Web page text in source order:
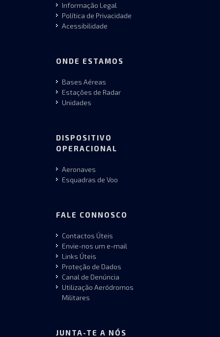
Informação Legal
Política de Privacidade
Acessibilidade
ONDE ESTAMOS
Bases Aéreas
Estações de Radar
Unidades
DISPOSITIVO
OPERACIONAL
Aeronaves
Esquadras de Voo
FALE CONNOSCO
Contactos Úteis
Envie-nos um e-mail
Links Úteis
Proteção de Dados
Canal de Denúncia
Utilização Aeródromos
Militares
JUNTA-TE A NÓS